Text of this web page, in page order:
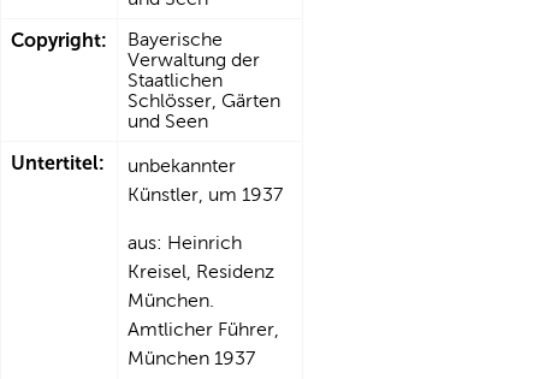
Copyright:
Bayerische
Verwaltung der
Staatlichen
Schlösser, Gärten
und Seen
Untertitel:
unbekannter
Künstler, um 1937
aus: Heinrich
Kreisel, Residenz
München.
Amtlicher Führer,
München 1937